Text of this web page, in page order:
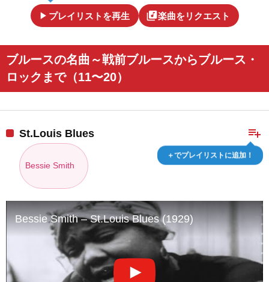
play_arrow プレイリストを再生 library_music楽曲をリクエスト
ブルースの名曲～戦前ブルースからブルース・
ロックまで（11〜20）
playlist_add
＋でプレイリストに追加！
St.Louis Blues
Bessie Smith
Bessie Smith – St.Louis Blues (1929)